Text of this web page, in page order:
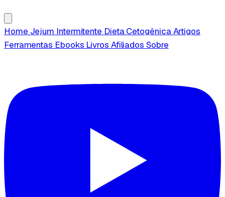
Home Jejum Intermitente Dieta CetogênicaArtigos
Ferramentas Ebooks Livros Afiliados Sobre